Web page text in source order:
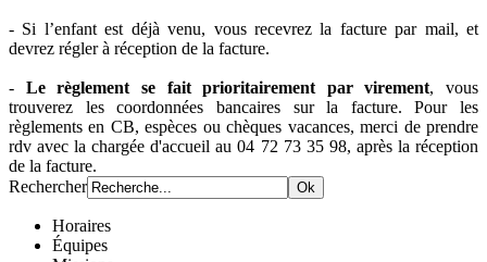
- Si l’enfant est déjà venu, vous recevrez la facture par mail, et
devrez régler à réception de la facture.
- Le règlement se fait prioritairement par virement, vous
trouverez les coordonnées bancaires sur la facture. Pour les
règlements en CB, espèces ou chèques vacances, merci de prendre
rdv avec la chargée d'accueil au 04 72 73 35 98, après la réception
de la facture.
Rechercher
Horaires
Équipes